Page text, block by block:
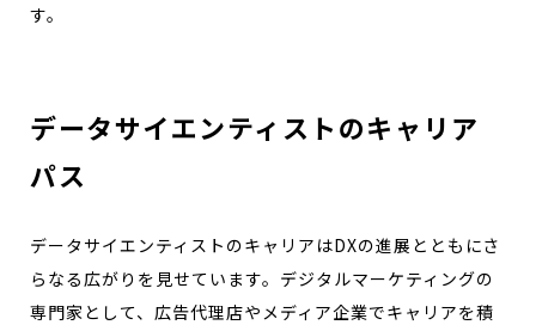
す。
データサイエンティストのキャリア
パス
データサイエンティストのキャリアはDXの進展とともにさ
らなる広がりを見せています。デジタルマーケティングの
専門家として、広告代理店やメディア企業でキャリアを積